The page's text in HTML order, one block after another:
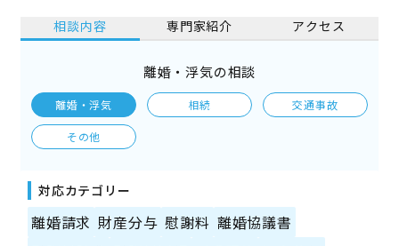
相談内容 専門家紹介 アクセス
離婚・浮気の相談
離婚・浮気 相続 交通事故
その他
対応カテゴリー
離婚請求 財産分与 慰謝料 離婚協議書